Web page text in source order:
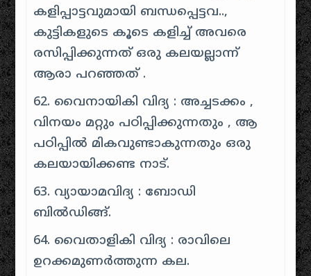
കളിപ്പാട്ടവുമായി ബന്ധപ്പെട്ടവ..,
കുട്ടികളുടെ കൂടെ കളിച്ച് അവരെ
രസിപ്പിക്കുന്നത് ഒരു കലയല്ലാന്ന്
ആരാ പറഞ്ഞത് .
62. വൈനായികി വിദ്യ : അച്ചടക്കം ,
വിനയം മറ്റും പഠിപ്പിക്കുന്നതും , ആ
പഠിപ്പിൽ മികവുണ്ടാകുന്നതും ഒരു
കലയായിക്കണ്ട നാട്.
63. വ്യായാമവിദ്യ : ബോഡി
ബിൽഡിങ്ങ്.
64. വൈതാളികി വിദ്യ : രാവിലെ
ഉറക്കമുണർത്തുന്ന കല.